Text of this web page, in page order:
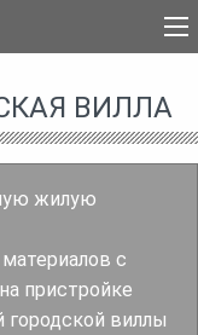
ВИЛЛА
жилую
с
пристройке
городской виллы